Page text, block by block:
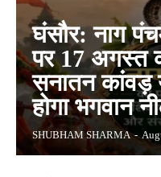
घंसौर: नाग
पर 17 अगस्त
सनातन कांवड़
होगा भगवान
SHUBHAM SHARMA -